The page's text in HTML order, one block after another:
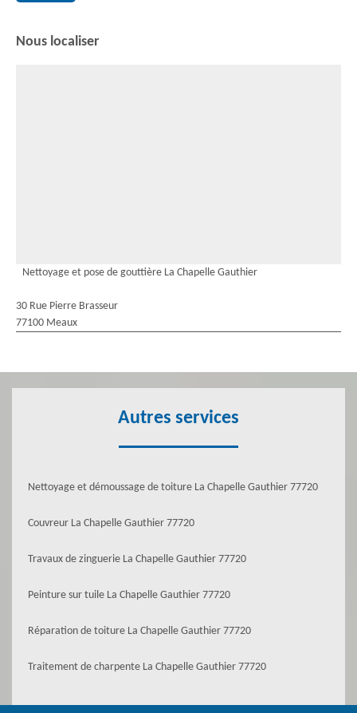
Nous localiser
Nettoyage et pose de gouttière La Chapelle Gauthier
30 Rue Pierre Brasseur
77100 Meaux
Autres services
Nettoyage et démoussage de toiture La Chapelle Gauthier 77720
Couvreur La Chapelle Gauthier 77720
Travaux de zinguerie La Chapelle Gauthier 77720
Peinture sur tuile La Chapelle Gauthier 77720
Réparation de toiture La Chapelle Gauthier 77720
Traitement de charpente La Chapelle Gauthier 77720